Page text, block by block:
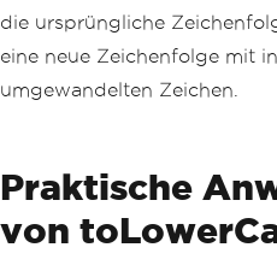
die ursprüngliche
eine neue Zeichenfolge mit
umgewandelten Zeichen.
Praktische
von